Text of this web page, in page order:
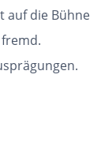
auf die Bühne